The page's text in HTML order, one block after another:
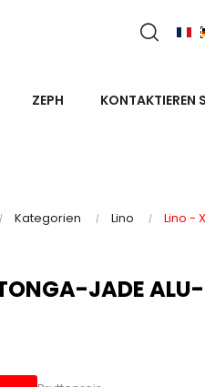
ZEPH KONTAKTIEREN
Kategorien Lino Lino -
JADE ALU-